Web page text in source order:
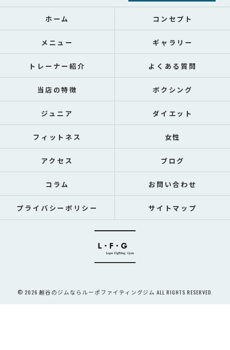
ホーム コンセプト
メニュー ギャラリー
トレーナー紹介 よくある質問
当店の特徴 ボクシング
ジュニア ダイエット
フィットネス 女性
アクセス ブログ
コラム お問い合わせ
プライバシーポリシー サイトマップ
© 2026 越谷のジムならルーポファイティングジム ALL RIGHTS RESERVED.